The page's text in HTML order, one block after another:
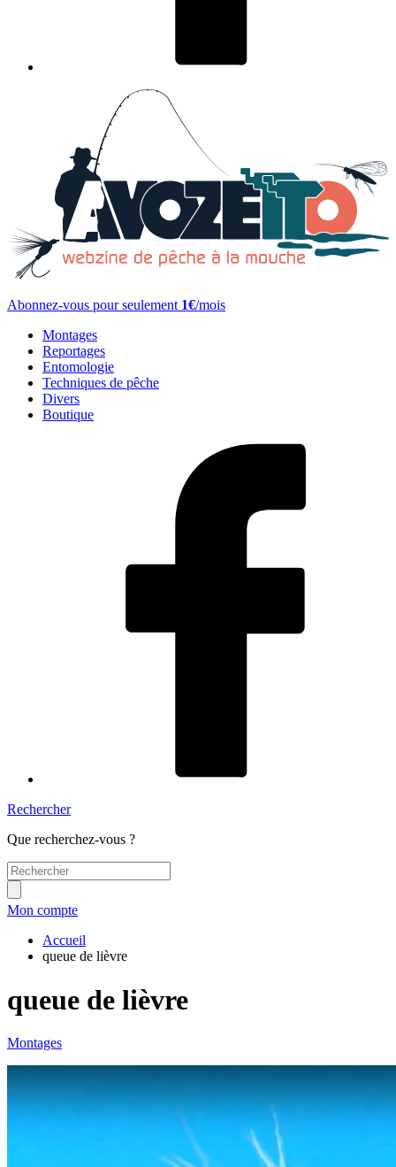
Abonnez-vous pour seulement 1€/mois
Montages
Reportages
Entomologie
Techniques de pêche
Divers
Boutique
Rechercher
Que recherchez-vous ?
Mon compte
Accueil
queue de lièvre
queue de lièvre
Montages